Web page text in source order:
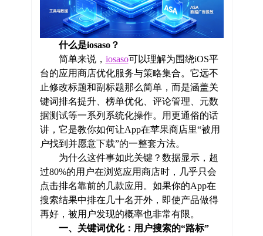
什么是iosaso？
简单来说， iosaso可以理解为围绕iOS平
台的应用商店优化服务与策略集合。它远不
止修改标题和副标题那么简单，而是涵盖关
键词排名提升、榜单优化、评论管理、元数
据测试等一系列系统化操作。用更通俗的话
讲，它是教你如何让App在苹果商店里“被用
户找到并愿意下载”的一整套方法。
为什么这件事如此关键？数据显示，超
过80%的用户在浏览应用商店时，几乎只会
点击排名靠前的几款应用。如果你的App在
搜索结果中排在几十名开外，即使产品做得
再好，被用户发现的概率也非常有限。
一、关键词优化：用户搜索的“路标”